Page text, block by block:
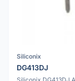
Siliconix
DG413DJ